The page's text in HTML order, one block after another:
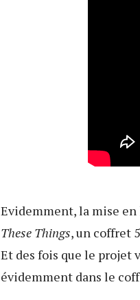
Evidemment, la mise en
These Things, un coffret
Et des fois que le projet
évidemment dans le